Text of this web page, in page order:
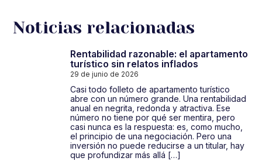
entradas
Noticias relacionadas
Rentabilidad razonable: el apartamento
turístico sin relatos inflados
29 de junio de 2026
Casi todo folleto de apartamento turístico
abre con un número grande. Una rentabilidad
anual en negrita, redonda y atractiva. Ese
número no tiene por qué ser mentira, pero
casi nunca es la respuesta: es, como mucho,
el principio de una negociación. Pero una
inversión no puede reducirse a un titular, hay
que profundizar más allá […]